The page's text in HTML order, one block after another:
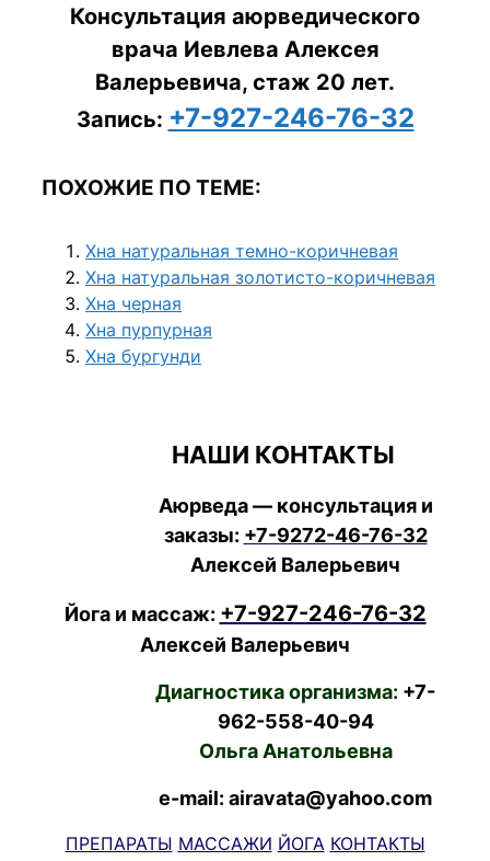
Консультация аюрведического
врача Иевлева Алексея
Валерьевича, стаж 20 лет.
Запись: +7-927-246-76-32
ПОХОЖИЕ ПО ТЕМЕ:
Хна натуральная темно-коричневая
Хна натуральная золотисто-коричневая
Хна черная
Хна пурпурная
Хна бургунди
НАШИ КОНТАКТЫ
Аюрведа — консультация и
заказы: +7-9272-46-76-32
Алексей Валерьевич
Йога и массаж: +7-927-246-76-32
Алексей Валерьевич
Диагностика организма: +7-
962-558-40-94
Ольга Анатольевна
e-mail: airavata@yahoo.com
ПРЕПАРАТЫ МАССАЖИ ЙОГА КОНТАКТЫ